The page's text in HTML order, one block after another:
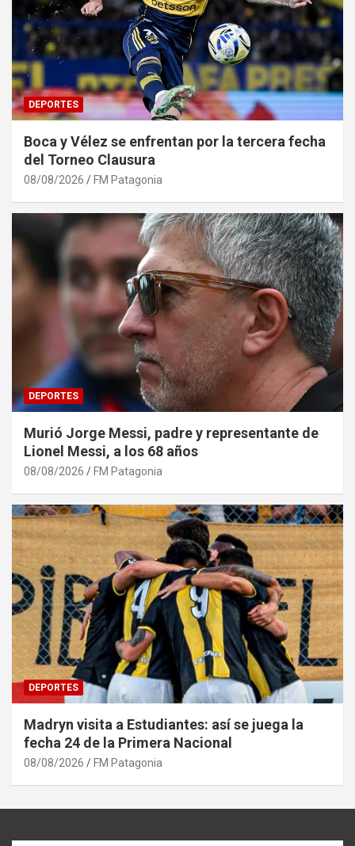
DEPORTES
Boca y Vélez se enfrentan por la tercera fecha
del Torneo Clausura
08/08/2026 FM Patagonia
DEPORTES
Murió Jorge Messi, padre y representante de
Lionel Messi, a los 68 años
08/08/2026 FM Patagonia
DEPORTES
Madryn visita a Estudiantes: así se juega la
fecha 24 de la Primera Nacional
08/08/2026 FM Patagonia